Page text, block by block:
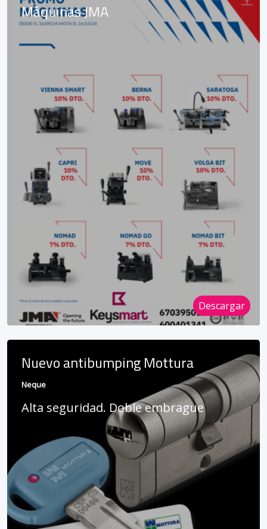
Máquinas JMA
Descargar
Nuevo antibumping Mottura
Neque
Alta seguridad. Doble embrague